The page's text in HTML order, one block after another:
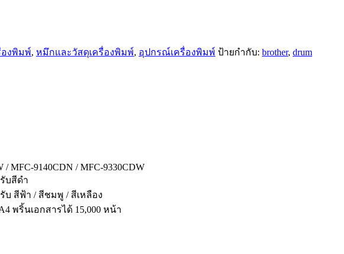
งพิมพ์, หมึกและวัสดุเครื่องพิมพ์, อุปกรณ์เครื่องพิมพ์ ป้ายกำกับ: brother, drum
/ MFC-9140CDN / MFC-9330CDW
บสีดำ
สีฟ้า / สีชมพู / สีเหลือง
พริ้นเอกสารได้ 15,000 หน้า